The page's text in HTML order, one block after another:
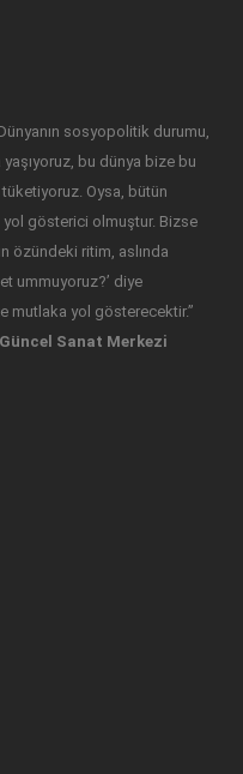
sosyopolitik durumu,
bu dünya bize bu
Oysa, bütün
gösterici olmuştur. Bizse
özündeki ritim, aslında
ummuyoruz?’ diye
mutlaka yol gösterecektir.”
Sanat Merkezi